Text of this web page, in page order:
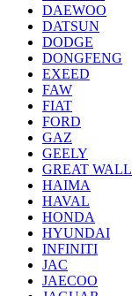
DAEWOO
DATSUN
DODGE
DONGFENG
EXEED
FAW
FIAT
FORD
GAZ
GEELY
GREAT WALL
HAIMA
HAVAL
HONDA
HYUNDAI
INFINITI
JAC
JAECOO